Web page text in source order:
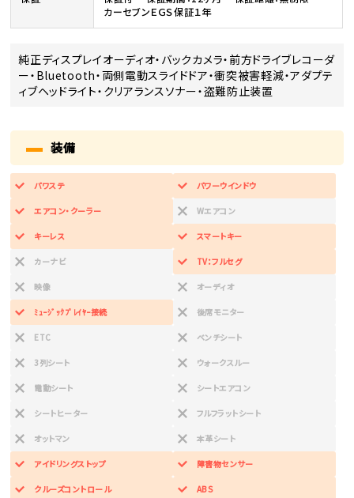
カーセブンＥＧＳ保証１年
純正ディスプレイオーディオ・バックカメラ・前方ドライブレコーダ
ー・Bluetooth・両側電動スライドドア・衝突被害軽減・アダプテ
ィブヘッドライト・クリアランスソナー・盗難防止装置
装備
パワステ パワーウインドウ
エアコン・クーラー Wエアコン
キーレス スマートキー
カーナビ TV：フルセグ
映像 オーディオ
ﾐｭｰｼﾞｯｸﾌﾟﾚｲﾔｰ接続 後席モニター
ETC ベンチシート
3列シート ウォークスルー
電動シート シートエアコン
シートヒーター フルフラットシート
オットマン 本革シート
アイドリングストップ 障害物センサー
クルーズコントロール ABS